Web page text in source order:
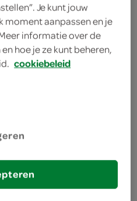
Je kunt jouw
moment aanpassen en je
informatie over de
hoe je ze kunt beheren,
cookiebeleid